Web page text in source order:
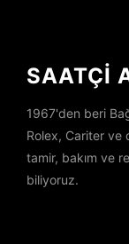
SAATÇİ
1967'den beri
Rolex, Cariter ve
tamir, bakım ve
biliyoruz.